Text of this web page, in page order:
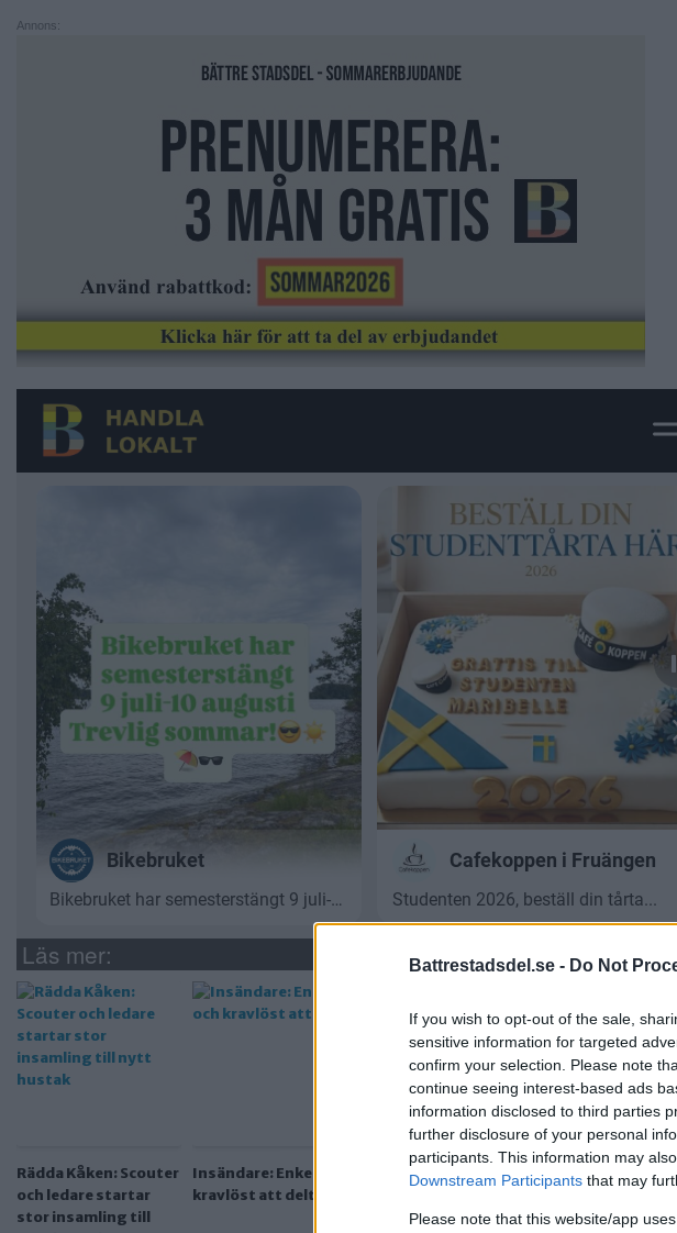
Battrestadsdel.se - Do Not
If you wish to opt-out of the sale,
sensitive information for targeted
confirm your selection. Please note
continue seeing interest-based ads
information disclosed to third parties
further disclosure of your personal
participants. This information may
Downstream Participants that may
Please note that this website/app
Annons:
Läs mer:
Rädda Kåken: Scouter
och ledare startar
stor insamling till
Insändare: Enkelt och
kravlöst att delta
Världsförbättrande
”Största grejen
ungarna ska ha
roligt”